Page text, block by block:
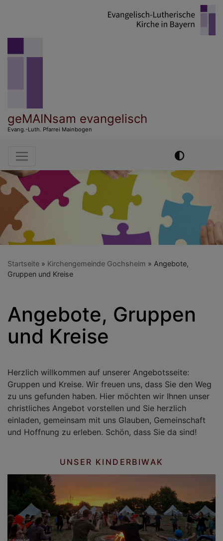
geMAINsam evangelisch
Evang.-Luth. Pfarrei Mainbogen
Hauptnavigation
Startseite Kirchengemeinde Gochsheim
Angebote,
Gruppen und Kreise
Angebote, Gruppen
und Kreise
Herzlich willkommen auf unserer Angebotsseite:
Gruppen und Kreise. Wir freuen uns, dass Sie den Weg
zu uns gefunden haben. Hier möchten wir Ihnen unser
christliches Angebot vorstellen und Sie herzlich
einladen, gemeinsam mit uns Glauben, Gemeinschaft
und Hoffnung zu erleben. Schön, dass Sie da sind!
UNSER KINDERBIWAK